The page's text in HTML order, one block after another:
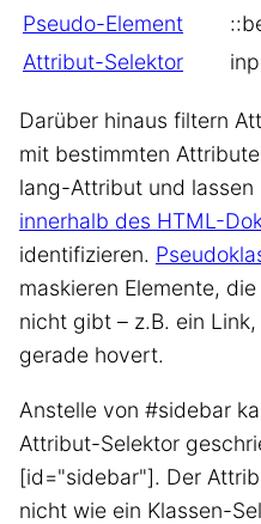
Pseudo-Element
Attribut-Selektor
Darüber hinaus filtern
mit bestimmten
lang-Attribut und lassen
innerhalb des HTML-
identifizieren.
maskieren Elemente,
nicht gibt – z.B. ein
gerade hovert.
Anstelle von #sidebar
Attribut-Selektor
[id="sidebar"]. Der
nicht wie ein Klassen-